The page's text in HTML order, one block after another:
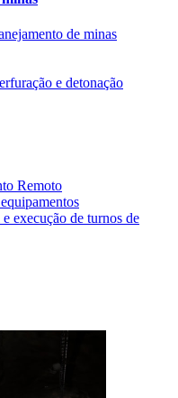
de minas
e detonação
Remoto
execução de turnos de